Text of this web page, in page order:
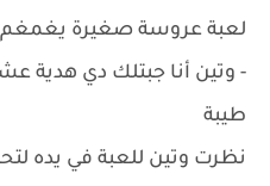
لعبة عروسة صغيرة يغمغم
- وتين أنا جبتلك دي هدية
طيبة
نظرت وتين للعبة في يده